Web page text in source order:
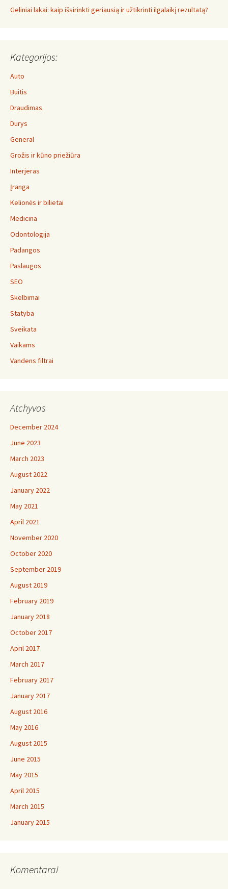
Geliniai lakai: kaip išsirinkti geriausią ir užtikrinti ilgalaikį rezultatą?
Kategorijos:
Auto
Buitis
Draudimas
Durys
General
Grožis ir kūno priežiūra
Interjeras
Įranga
Kelionės ir bilietai
Medicina
Odontologija
Padangos
Paslaugos
SEO
Skelbimai
Statyba
Sveikata
Vaikams
Vandens filtrai
Atchyvas
December 2024
June 2023
March 2023
August 2022
January 2022
May 2021
April 2021
November 2020
October 2020
September 2019
August 2019
February 2019
January 2018
October 2017
April 2017
March 2017
February 2017
January 2017
August 2016
May 2016
August 2015
June 2015
May 2015
April 2015
March 2015
January 2015
Komentarai